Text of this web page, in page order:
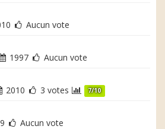
Aucun vote
1997
Aucun vote
2010 3 votes 7/10
Aucun vote